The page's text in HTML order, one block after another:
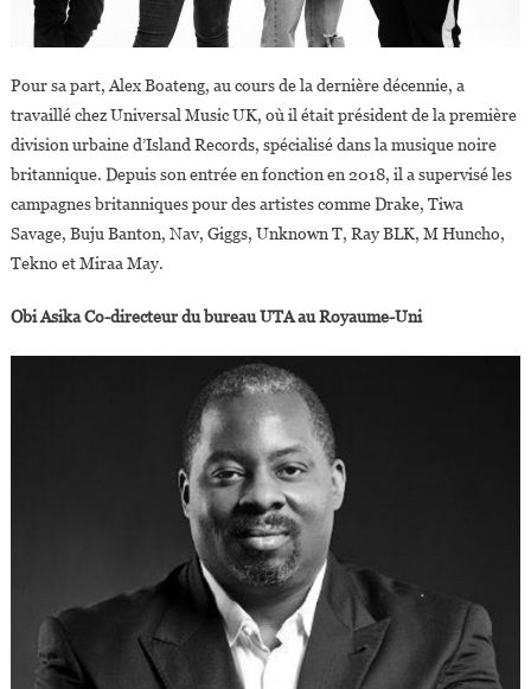
Pour sa part, Alex Boateng, au cours de la dernière décennie, a
travaillé chez Universal Music UK, où il était président de la première
division urbaine d’Island Records, spécialisé dans la musique noire
britannique. Depuis son entrée en fonction en 2018, il a supervisé les
campagnes britanniques pour des artistes comme Drake, Tiwa
Savage, Buju Banton, Nav, Giggs, Unknown T, Ray BLK, M Huncho,
Tekno et Miraa May.
Obi Asika Co-directeur du bureau UTA au Royaume-Uni